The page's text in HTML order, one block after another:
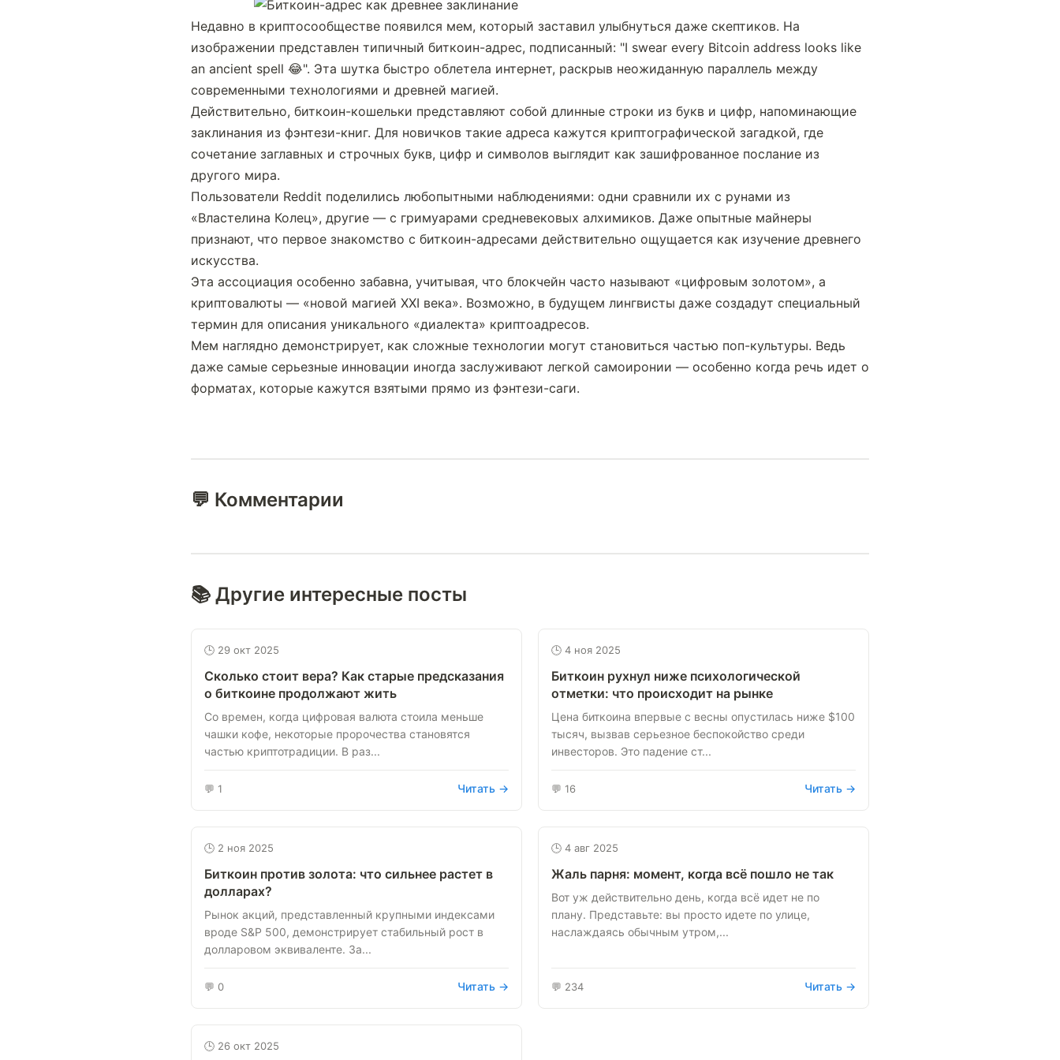
Недавно в криптосообществе появился мем, который заставил улыбнуться даже скептиков. На
изображении представлен типичный биткоин-адрес, подписанный: "I swear every Bitcoin address looks like
an ancient spell 😂". Эта шутка быстро облетела интернет, раскрыв неожиданную параллель между
современными технологиями и древней магией.
Действительно, биткоин-кошельки представляют собой длинные строки из букв и цифр, напоминающие
заклинания из фэнтези-книг. Для новичков такие адреса кажутся криптографической загадкой, где
сочетание заглавных и строчных букв, цифр и символов выглядит как зашифрованное послание из
другого мира.
Пользователи Reddit поделились любопытными наблюдениями: одни сравнили их с рунами из
«Властелина Колец», другие — с гримуарами средневековых алхимиков. Даже опытные майнеры
признают, что первое знакомство с биткоин-адресами действительно ощущается как изучение древнего
искусства.
Эта ассоциация особенно забавна, учитывая, что блокчейн часто называют «цифровым золотом», а
криптовалюты — «новой магией XXI века». Возможно, в будущем лингвисты даже создадут специальный
термин для описания уникального «диалекта» криптоадресов.
Мем наглядно демонстрирует, как сложные технологии могут становиться частью поп-культуры. Ведь
даже самые серьезные инновации иногда заслуживают легкой самоиронии — особенно когда речь идет о
форматах, которые кажутся взятыми прямо из фэнтези-саги.
💬 Комментарии
📚 Другие интересные посты
🕒 29 окт 2025
Сколько стоит вера? Как старые предсказания
о биткоине продолжают жить
Со времен, когда цифровая валюта стоила меньше
чашки кофе, некоторые пророчества становятся
частью криптотрадиции. В раз...
💬 1 Читать →
🕒 4 ноя 2025
Биткоин рухнул ниже психологической
отметки: что происходит на рынке
Цена биткоина впервые с весны опустилась ниже $100
тысяч, вызвав серьезное беспокойство среди
инвесторов. Это падение ст...
💬 16 Читать →
🕒 2 ноя 2025
Биткоин против золота: что сильнее растет в
долларах?
Рынок акций, представленный крупными индексами
вроде S&P 500, демонстрирует стабильный рост в
долларовом эквиваленте. За...
💬 0 Читать →
🕒 4 авг 2025
Жаль парня: момент, когда всё пошло не так
Вот уж действительно день, когда всё идет не по
плану. Представьте: вы просто идете по улице,
наслаждаясь обычным утром,...
💬 234 Читать →
🕒 26 окт 2025